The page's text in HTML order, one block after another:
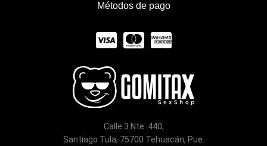
Métodos de pago
C
c
-
v
i
C
-
m
a
C
-
a
m
Calle 3 Nte. 440,
Santiago Tula, 75700 Tehuacán, Pue.